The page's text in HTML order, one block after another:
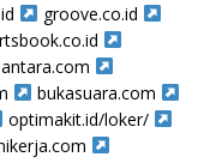
groove.co.id
bukasuara.com
optimakit.id/loker/